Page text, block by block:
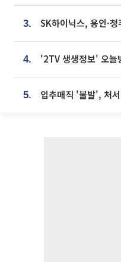
3.
4.
5. 입추매직 '불발', 처